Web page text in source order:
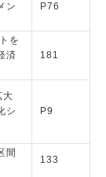
ン
P76
を
済
181
大
シ
P9
間
133